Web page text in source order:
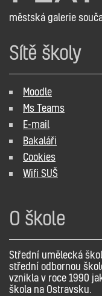
městská galerie
Sítě školy
Moodle
Ms Teams
E-mail
Bakaláři
Cookies
Wifi SUŠ
O škole
Střední umělecká
střední odbornou
vznikla v roce 1990
škola na Ostravsku.